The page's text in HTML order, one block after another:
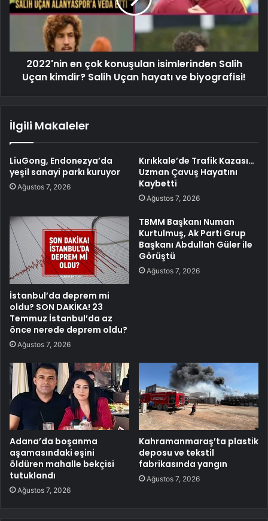
2022'nin en çok konuşulan isimlerinden Salih
Uçan kimdir? Salih Uçan hayatı ve biyografisi!
İlgili Makaleler
LiuGong, Endonezya’da
yeşil sanayi parkı kuruyor
Ağustos 7, 2026
Kırıkkale’de Trafik Kazası…
Uzman Çavuş Hayatını
Kaybetti
Ağustos 7, 2026
İstanbul’da deprem mi
oldu? SON DAKİKA! 23
Temmuz İstanbul’da az
önce nerede deprem oldu?
Ağustos 7, 2026
TBMM Başkanı Numan
Kurtulmuş, Ak Parti Grup
Başkanı Abdullah Güler ile
Görüştü
Ağustos 7, 2026
Adana’da boşanma
aşamasındaki eşini
öldüren mahalle bekçisi
tutuklandı
Ağustos 7, 2026
Kahramanmaraş’ta plastik
deposu ve tekstil
fabrikasında yangın
Ağustos 7, 2026